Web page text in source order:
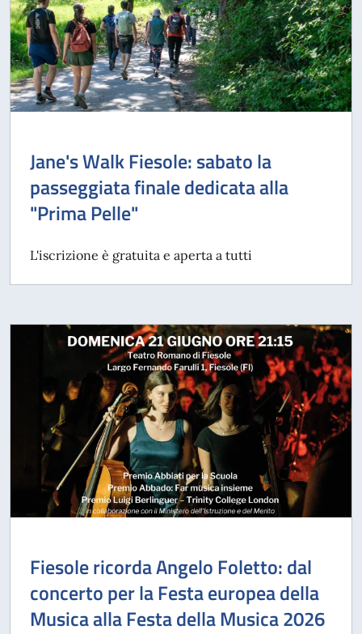
Jane's Walk Fiesole: sabato la
passeggiata finale dedicata alla
"Prima Pelle"
L'iscrizione è gratuita e aperta a tutti
Fiesole ricorda Angelo Foletto: dal
concerto per la Festa europea della
Musica alla Festa della Musica 2026